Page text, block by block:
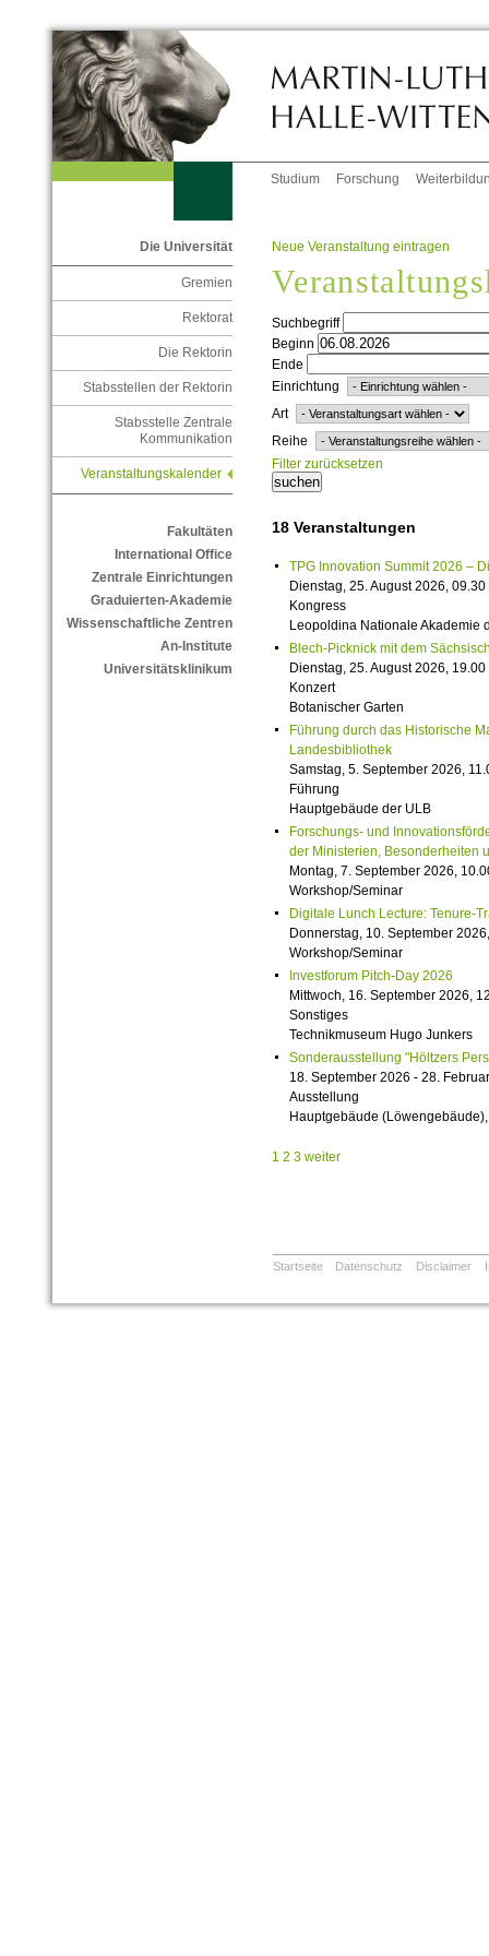
Studium Forschung
Die Universität
Gremien
Rektorat
Die Rektorin
Stabsstellen der Rektorin
Stabsstelle Zentrale
Kommunikation
Veranstaltungskalender
Fakultäten
International Office
Zentrale Einrichtungen
Graduierten-Akademie
Wissenschaftliche Zentren
An-Institute
Universitätsklinikum
Neue Veranstaltung eintragen
Suchbegriff
Beginn
Ende
Einrichtung
Art
Reihe
Filter zurücksetzen
18 Veranstaltungen
TPG Innovation Summit 2026 –
Dienstag, 25. August 2026,
Kongress
Leopoldina Nationale Akademie
Blech-Picknick mit dem
Dienstag, 25. August 2026,
Konzert
Botanischer Garten
Führung durch das Historische
Landesbibliothek
Samstag, 5. September 2026,
Führung
Hauptgebäude der ULB
Forschungs- und
der Ministerien, Besonderheiten
Montag, 7. September 2026,
Workshop/Seminar
Digitale Lunch Lecture: Tenure-
Donnerstag, 10. September
Workshop/Seminar
Investforum Pitch-Day 2026
Mittwoch, 16. September 2026,
Sonstiges
Technikmuseum Hugo Junkers
Sonderausstellung "Höltzers
18. September 2026 - 28.
Ausstellung
Hauptgebäude
1 2 3 weiter
Startseite Datenschutz Disclaimer